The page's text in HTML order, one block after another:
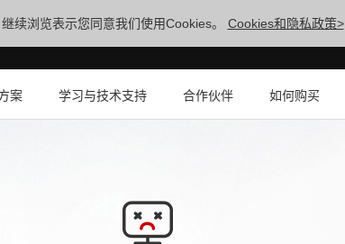
续浏览表示您同意我们使用Cookies。 Cookies和隐私政策>
案 学习与技术支持 合作伙伴 如何购买